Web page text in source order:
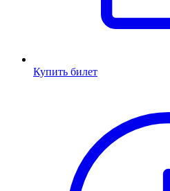
Купить билет